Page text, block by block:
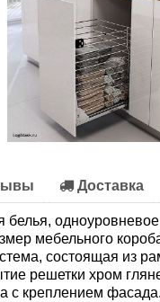
Доставка
мебельного
состоящая из
решетки хром
с креплением фасада.